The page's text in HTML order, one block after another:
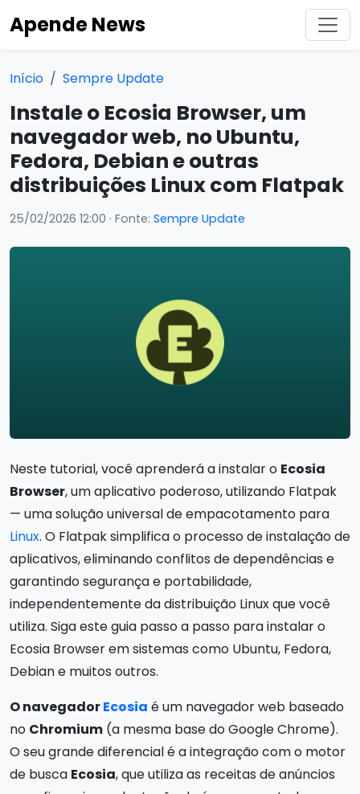
Apende News
Início Sempre Update
Instale o Ecosia Browser, um
navegador web, no Ubuntu,
Fedora, Debian e outras
distribuições Linux com Flatpak
25/02/2026 12:00 · Fonte: Sempre Update
Neste tutorial, você aprenderá a instalar o Ecosia
Browser, um aplicativo poderoso, utilizando Flatpak
— uma solução universal de empacotamento para
Linux. O Flatpak simplifica o processo de instalação de
aplicativos, eliminando conflitos de dependências e
garantindo segurança e portabilidade,
independentemente da distribuição Linux que você
utiliza. Siga este guia passo a passo para instalar o
Ecosia Browser em sistemas como Ubuntu, Fedora,
Debian e muitos outros.
O navegadorEcosia é um navegador web baseado
no Chromium (a mesma base do Google Chrome).
O seu grande diferencial é a integração com o motor
de busca Ecosia, que utiliza as receitas de anúncios